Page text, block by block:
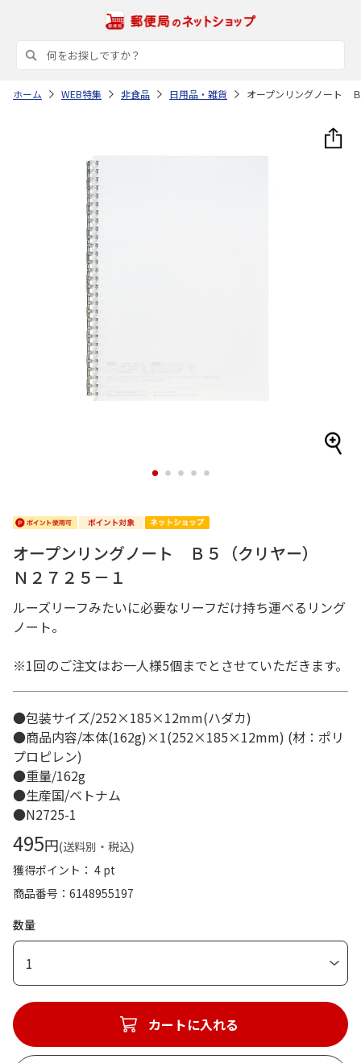
ホーム WEB特集 非食品 日用品・雑貨 オープンリングノート
1 2 3 4 5
オープンリングノート Ｂ５（クリヤー）
Ｎ２７２５－１
ルーズリーフみたいに必要なリーフだけ持ち運べるリング
ノート。
※1回のご注文はお一人様5個までとさせていただきます。
●包装サイズ/252×185×12mm(ハダカ)
●商品内容/本体(162g)×1(252×185×12mm) (材：ポリ
プロピレン)
●重量/162g
●生産国/ベトナム
●N2725-1
495円(送料別・税込)
獲得ポイント： 4 pt
商品番号
6148955197
数量
1
カートに入れる